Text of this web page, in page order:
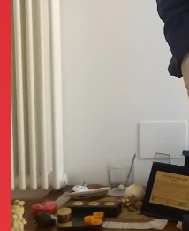
Agenzia matrimoniale
Love Notebook
Il libro Donna di Cuori
Quanto costa Club di Più
Love Academy
Domande Frequenti
Impegno Sociale
Le nostre sedi